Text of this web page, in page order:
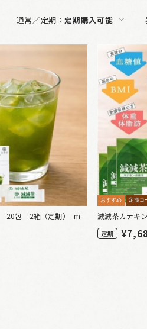
通常／定期：定期購入可能
20包 2箱（定期）_m
おすすめ 定期コ
減減茶カテキ
定期 ¥